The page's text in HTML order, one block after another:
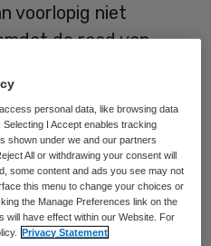
voorlopig niet
de raad van
maakte het
middelen
financiële problemen,
personal data, like browsing data
I Accept enables tracking
shown under we and our partners
All or withdrawing your consent will
some content and ads you see may not
this menu to change your choices or
the Manage Preferences link on the
will have effect within our Website. For
Privacy Statement